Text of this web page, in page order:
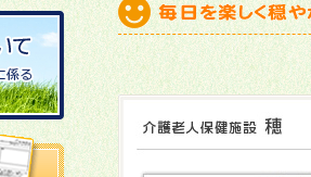
2025年11月11日
2025年10月27日
2025年10月22日